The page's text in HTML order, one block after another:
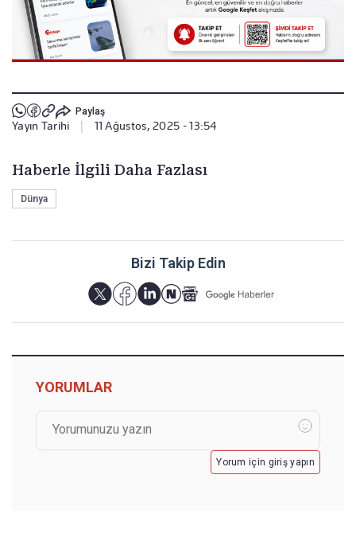
Paylaş
Yayın Tarihi 11 Ağustos, 2025 - 13:54
Haberle İlgili Daha Fazlası
Dünya
Bizi Takip Edin
YORUMLAR
Yorum için giriş yapın